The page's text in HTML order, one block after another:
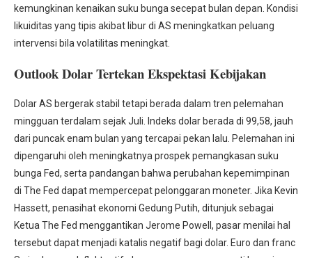
kemungkinan kenaikan suku bunga secepat bulan depan. Kondisi
likuiditas yang tipis akibat libur di AS meningkatkan peluang
intervensi bila volatilitas meningkat.
Outlook Dolar Tertekan Ekspektasi Kebijakan
Dolar AS bergerak stabil tetapi berada dalam tren pelemahan
mingguan terdalam sejak Juli. Indeks dolar berada di 99,58, jauh
dari puncak enam bulan yang tercapai pekan lalu. Pelemahan ini
dipengaruhi oleh meningkatnya prospek pemangkasan suku
bunga Fed, serta pandangan bahwa perubahan kepemimpinan
di The Fed dapat mempercepat pelonggaran moneter. Jika Kevin
Hassett, penasihat ekonomi Gedung Putih, ditunjuk sebagai
Ketua The Fed menggantikan Jerome Powell, pasar menilai hal
tersebut dapat menjadi katalis negatif bagi dolar. Euro dan franc